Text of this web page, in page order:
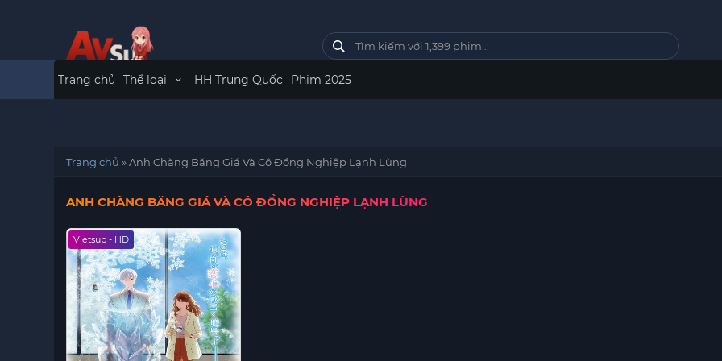
Trang chủ Thể loại HH Trung Quốc Phim 2025
Trang chủ »Anh Chàng Băng Giá Và Cô Đồng Nghiệp Lạnh Lùng
ANH CHÀNG BĂNG GIÁ VÀ CÔ ĐỒNG NGHIỆP LẠNH LÙNG
Vietsub - HD